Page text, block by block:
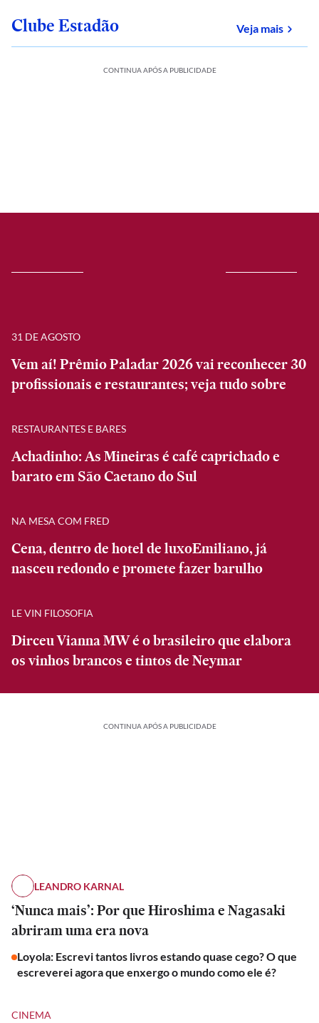
Clube Estadão Veja maissobre
CONTINUA APÓS A PUBLICIDADE
31 DE AGOSTO
Vem aí! Prêmio Paladar 2026 vai reconhecer 30
profissionais e restaurantes; veja tudo sobre
RESTAURANTES E BARES
Achadinho: As Mineiras é café caprichado e
barato em São Caetano do Sul
NA MESA COM FRED
Cena, dentro de hotel de luxoEmiliano, já
nasceu redondo e promete fazer barulho
LE VIN FILOSOFIA
Dirceu Vianna MW é o brasileiro que elabora
os vinhos brancos e tintos de Neymar
CONTINUA APÓS A PUBLICIDADE
LEANDRO KARNAL
‘Nunca mais’: Por que Hiroshima e Nagasaki
abriram uma era nova
Loyola: Escrevi tantos livros estando quase cego? O que
escreverei agora que enxergo o mundo como ele é?
CINEMA